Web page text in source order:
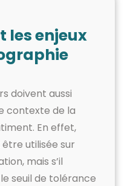
les enjeux
doivent aussi
contexte de la
En effet,
utilisée sur
mais s’il
seuil de tolérance